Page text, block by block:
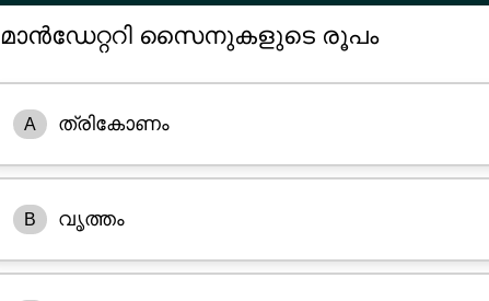
മാൻഡേറ്ററി സൈനുകളുടെ രൂപം
A ത്രികോണം
B വൃത്തം